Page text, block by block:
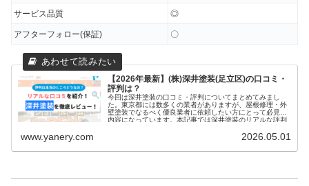
サービス品質 ◎
アフターフォロー(保証) 〇
【2026年最新】(株)深井塗装(足立区)の口コミ・
評判は？
今回は深井塗装の口コミ・評判についてまとめてみまし
た。東京都には数多くの業者がありますが、屋根修理・外
壁塗装でなるべく優良業者に依頼したい方にとって必見の
内容になっています。本記事では深井塗装のリアルな評判
www.yanery.com 2026.05.01